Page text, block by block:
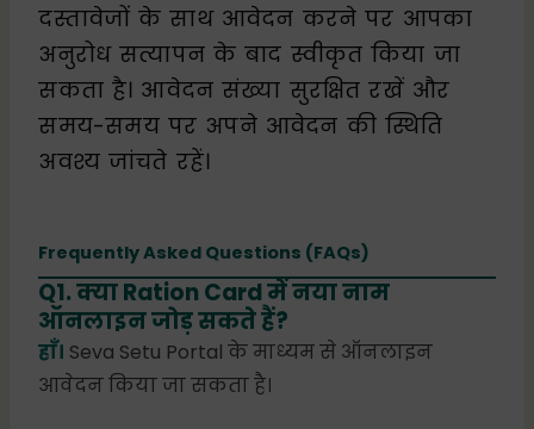
दस्तावेजों के साथ आवेदन करने पर आपका
अनुरोध सत्यापन के बाद स्वीकृत किया जा
सकता है। आवेदन संख्या सुरक्षित रखें और
समय-समय पर अपने आवेदन की स्थिति
अवश्य जांचते रहें।
Frequently Asked Questions (FAQs)
Q1. क्या Ration Card में नया नाम
ऑनलाइन जोड़ सकते हैं?
हाँ। Seva Setu Portal के माध्यम से ऑनलाइन
आवेदन किया जा सकता है।